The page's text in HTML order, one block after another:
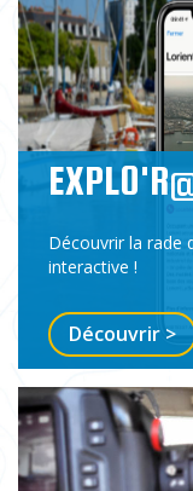
Découvrir la rade
interactive !
Découvrir >